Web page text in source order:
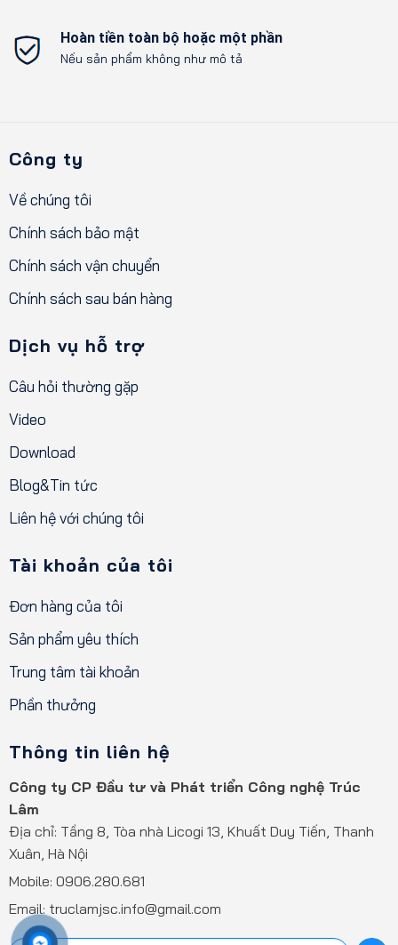
Hoàn tiền toàn bộ hoặc một phần
Nếu sản phẩm không như mô tả
Công ty
Về chúng tôi
Chính sách bảo mật
Chính sách vận chuyển
Chính sách sau bán hàng
Dịch vụ hỗ trợ
Câu hỏi thường gặp
Video
Download
Blog&Tin tức
Liên hệ với chúng tôi
Tài khoản của tôi
Đơn hàng của tôi
Sản phẩm yêu thích
Trung tâm tài khoản
Phần thưởng
Thông tin liên hệ
Công ty CP Đầu tư và Phát triển Công nghệ Trúc
Lâm
Địa chỉ: Tầng 8, Tòa nhà Licogi 13, Khuất Duy Tiến, Thanh
Xuân, Hà Nội
Mobile: 0906.280.681
Email: truclamjsc.info@gmail.com